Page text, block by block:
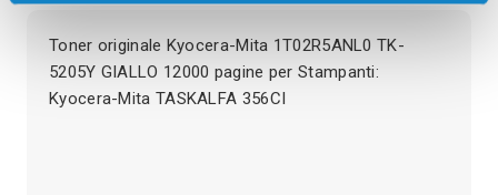
Toner originale Kyocera-Mita 1T02R5ANL0 TK-
5205Y GIALLO 12000 pagine per Stampanti:
Kyocera-Mita TASKALFA 356CI